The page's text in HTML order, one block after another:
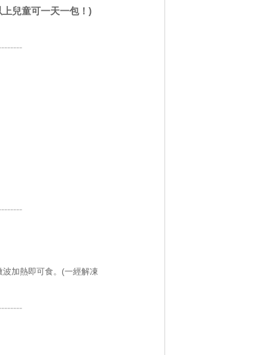
兒童可一天一包！)
加熱即可食。(一經解凍